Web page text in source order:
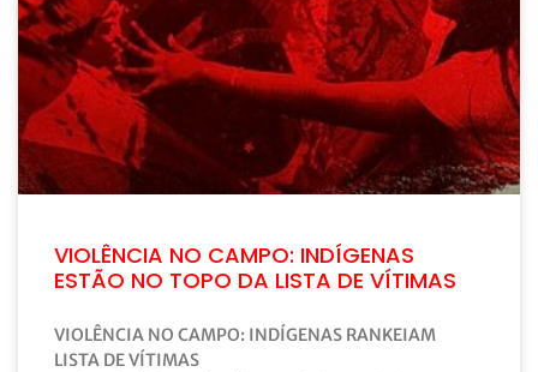
VIOLÊNCIA NO CAMPO: INDÍGENAS
ESTÃO NO TOPO DA LISTA DE VÍTIMAS
VIOLÊNCIA NO CAMPO: INDÍGENAS RANKEIAM
LISTA DE VÍTIMAS